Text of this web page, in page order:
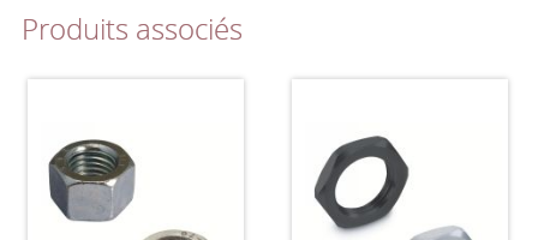
Produits associés